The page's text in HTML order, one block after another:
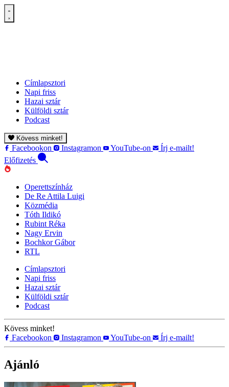
Címlapsztori
Napi friss
Hazai sztár
Külföldi sztár
Podcast
Kövess minket!
Facebookon Instagramon YouTube-on
Írj e-mailt!
Előfizetés
Operettszínház
De Re Attila Luigi
Közmédia
Tóth Ildikó
Rubint Réka
Nagy Ervin
Bochkor Gábor
RTL
Címlapsztori
Napi friss
Hazai sztár
Külföldi sztár
Podcast
Kövess minket!
Facebookon
Instagramon YouTube-on Írj e-mailt!
Ajánló